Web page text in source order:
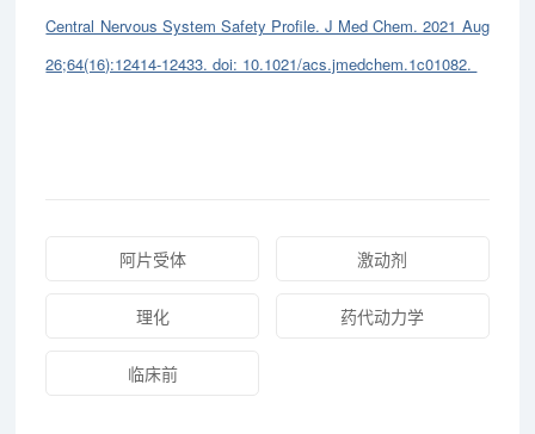
Central Nervous System Safety Profile. J Med Chem. 2021 Aug
26;64(16):12414-12433. doi: 10.1021/acs.jmedchem.1c01082.
阿片受体 激动剂
理化 药代动力学
临床前